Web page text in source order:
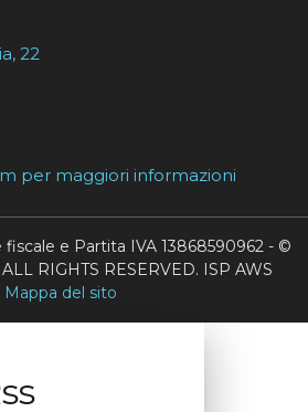
22
per maggiori informazioni
e Partita IVA 13868590962 - ©
RIGHTS RESERVED. ISP AWS
Mappa del sito